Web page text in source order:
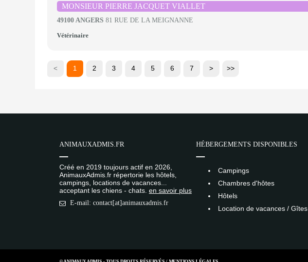
MONSIEUR PIERRE JACQUET VIALLET
49100 ANGERS 81 RUE DE LA MEIGNANNE
Vétérinaire
< 1 2 3 4 5 6 7 > >>
ANIMAUXADMIS.FR
Créé en 2019 toujours actif en 2026,
AnimauxAdmis.fr répertorie les hôtels,
campings, locations de vacances...
acceptant les chiens - chats. en savoir plus
E-mail: contact[at]animauxadmis.fr
HÉBERGEMENTS DISPONIBLES
Campings
Chambres d'hôtes
Hôtels
Location de vacances / Gîtes